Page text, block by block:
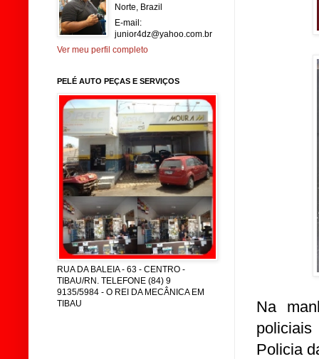
Na
Policia
Norte, Brazil
E-mail:
junior4dz@yahoo.com.br
Ver meu perfil completo
PELÉ AUTO PEÇAS E SERVIÇOS
RUA DA BALEIA - 63 - CENTRO -
TIBAU/RN. TELEFONE (84) 9
9135/5984 - O REI DA MECÂNICA EM
TIBAU